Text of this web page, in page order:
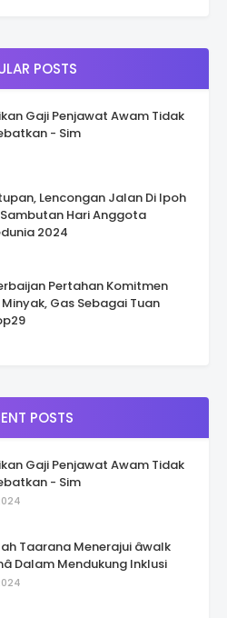
POSTS
Gaji Penjawat Awam Tidak
- Sim
Lencongan Jalan Di Ipoh
Hari Anggota
2024
Pertahan Komitmen
Gas Sebagai Tuan
POSTS
Gaji Penjawat Awam Tidak
- Sim
Taarana Menerajui âwalk
Dalam Mendukung Inklusi